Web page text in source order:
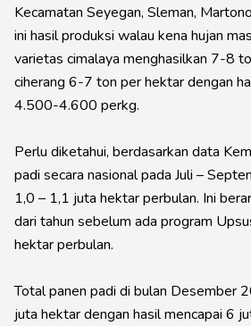
Kecamatan Seyegan, Sleman,
ini hasil produksi walau kena hujan
varietas cimalaya menghasilkan 7-8
ciherang 6-7 ton per hektar dengan
4.500-4.600 perkg.
Perlu diketahui, berdasarkan data
padi secara nasional pada Juli –
1,0 – 1,1 juta hektar perbulan. Ini
dari tahun sebelum ada program
hektar perbulan.
Total panen padi di bulan Desember
juta hektar dengan hasil mencapai 6